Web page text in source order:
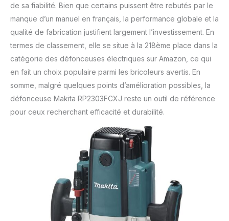
de sa fiabilité. Bien que certains puissent être rebutés par le
manque d’un manuel en français, la performance globale et la
qualité de fabrication justifient largement l’investissement. En
termes de classement, elle se situe à la 218ème place dans la
catégorie des défonceuses électriques sur Amazon, ce qui
en fait un choix populaire parmi les bricoleurs avertis. En
somme, malgré quelques points d’amélioration possibles, la
défonceuse Makita RP2303FCXJ reste un outil de référence
pour ceux recherchant efficacité et durabilité.